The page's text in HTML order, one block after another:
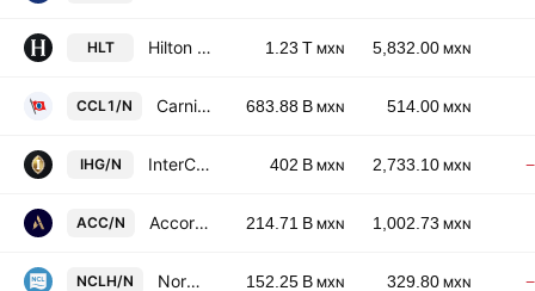
HLT Hilton Worldwide Holdings Inc. 1.23 T MXN 5,832.00 MXN
CCL1/N Carnival Corporation Ltd. 683.88 B MXN 514.00 MXN
IHG/N InterContinental Hotels Group PLC 402 B MXN 2,733.10 MXN
ACC/N Accor SA 214.71 B MXN 1,002.73 MXN
NCLH/N Norwegian Cruise Line Holdings Ltd. 152.25 B MXN 329.80 MXN